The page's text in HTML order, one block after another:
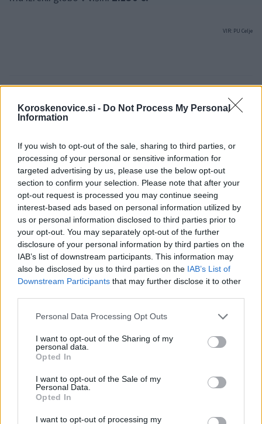
Koroskenovice.si - Do Not Process My Personal
Information
If you wish to opt-out of the sale, sharing to third parties, or
processing of your personal or sensitive information for
targeted advertising by us, please use the below opt-out
section to confirm your selection. Please note that after your
opt-out request is processed you may continue seeing
interest-based ads based on personal information utilized by
us or personal information disclosed to third parties prior to
your opt-out. You may separately opt-out of the further
disclosure of your personal information by third parties on the
IAB’s list of downstream participants. This information may
also be disclosed by us to third parties on the IAB’s List of
Downstream Participants that may further disclose it to other
Please note that this website/app uses one or more Google
not limited to your visit or usage behaviour. You may click to
grant or deny consent to Google and its third-party tags to
use your data for below specified purposes in below Google
consent section.
Personal Data Processing Opt Outs
I want to opt-out of the Sharing of my
personal data.
Opted In
I want to opt-out of the Sale of my
Personal Data.
Opted In
I want to opt-out of processing my
VIR: PU Celje
Failed to fetch
Občine: Radlje ob Dravi
Kategorije: Črna kronika
Več iz kraja Radlje ob Dravi
prilagojenimi cenami koles
Graška Gora obeležuje 50.
jubilejni festival narodno-